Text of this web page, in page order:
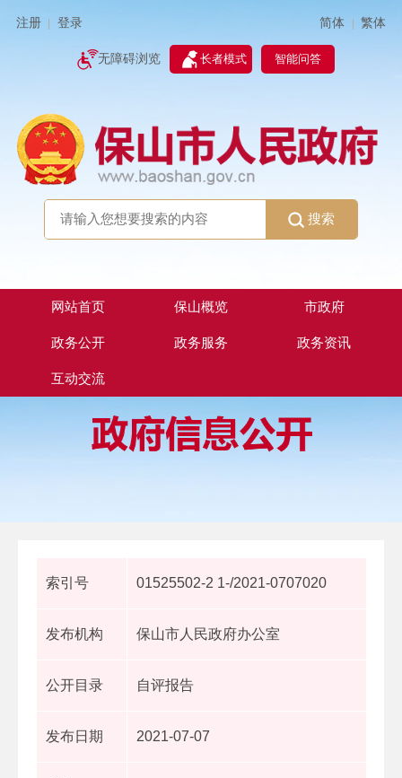
注册 登录 简体 | 繁体
无障碍浏览 长者模式 智能问答
搜索
网站首页 保山概览 市政府
政务公开 政务服务 政务资讯
互动交流
索引号 01525502-2 1-/2021-0707020
发布机构 保山市人民政府办公室
公开目录 自评报告
发布日期 2021-07-07